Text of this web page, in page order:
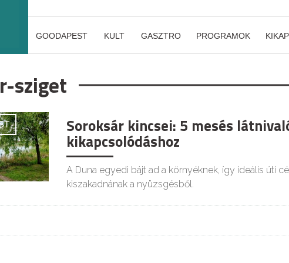
GOODAPEST KULT GASZTRO PROGRAMOK
sziget
Soroksár kincsei: 5 mesés
kikapcsolódáshoz
A Duna egyedi bájt ad a környéknek, így ideális úti
kiszakadnának a nyüzsgésből.